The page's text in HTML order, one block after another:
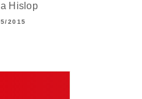
Hislop
2015